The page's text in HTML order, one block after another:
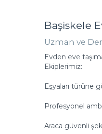
Başiskele
Uzman ve
Evden eve
Ekiplerimiz:
Eşyaları türüne
Profesyonel
Araca güvenli